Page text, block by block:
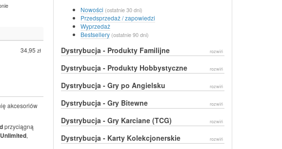
34,95 zł
akcesoriów
przyciągną
,
Nowości (ostatnie 30 dni)
Przedsprzedaż / zapowiedzi
Wyprzedaż
Bestsellery (ostatnie 90 dni)
Dystrybucja - Produkty Familijne rozwiń
Dystrybucja - Produkty Hobbystyczne rozwiń
Dystrybucja - Gry po Angielsku rozwiń
Dystrybucja - Gry Bitewne rozwiń
Dystrybucja - Gry Karciane (TCG) rozwiń
Dystrybucja - Karty Kolekcjonerskie rozwiń